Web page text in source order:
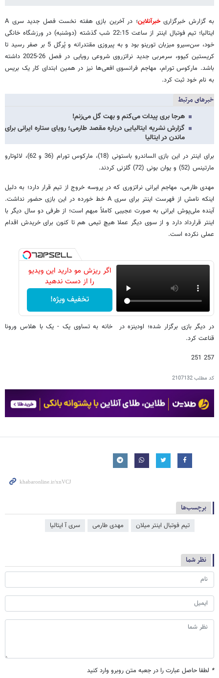
به گزارش خبرگزاریخبرآنلاین
؛ در آخرین بازی هفته نخست فصل جدید سری A
ایتالیا؛ تیم فوتبال اینتر از ساعت 22:15 شب گذشته (دوشنبه) در ورزشگاه خانگی
خود، سن‌سیرو میزبان تورینو بود و به پیروزی مقتدرانه و پُرگل 5 بر صفر رسید تا
کریستین کیوو، سرمربی جدید نراتزروی شروعی رویایی در فصل 26-2025 داشته
باشد. مارکوس تورام، مهاجم فرانسوی افعی‌ها نیز در همین ابتدای کار یک بریس
به نام خود ثبت کرد.
خبرهای مرتبط
هرجا بری پیدات می‌کنم و بهت گل می‌زنم!
گزارش نشریه ایتالیایی درباره مقصد طارمی؛ رویای ستاره ایرانی برای
ماندن در ایتالیا
برای اینتر در این بازی الساندرو باستونی (18)، مارکوس تورام (36 و 62)، لائوتارو
مارتینس (52) و یوان بونی (72) گلزنی کردند.
مهدی طارمی‌، مهاجم ایرانی نراتزوری که در پروسه خروج از تیم قرار دارد؛ به دلیل
اینکه نامش از فهرست اینتر برای سری A خط خورده در این بازی حضور نداشت.
آینده ملی‌پوش ایرانی به صورت عجیبی کاملاً مبهم است؛ از طرفی دو سال دیگر با
اینتر قرارداد دارد و از سوی دیگر عملا هیچ تیمی هم تا کنون برای خریدش اقدام
عملی نکرده است.
اگر ریزش مو دارید این ویدیو
را از دست ندهید
تخفیف ویژه!
در دیگر بازی برگزار شده؛ اودینزه در خانه به تساوی یک - یک با هلاس ورونا
قناعت کرد.
257 251
کد مطلب2107132
برچسب‌ها
تیم فوتبال اینتر میلان مهدی طارمی سری آ ایتالیا
نظر شما
* لطفا حاصل عبارت را در جعبه متن روبرو وارد کنید